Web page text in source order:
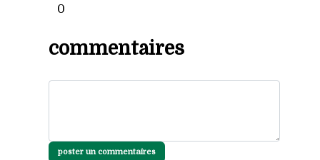
0
commentaires
poster un commentaires